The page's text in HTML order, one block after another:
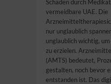
Schäden durch
vermeidbare UAE. Die
nur unglaublich
unglaublich wichtig,
zu erzielen.
(AMTS) bedeutet,
gestalten, noch bevor
entstanden ist. Das